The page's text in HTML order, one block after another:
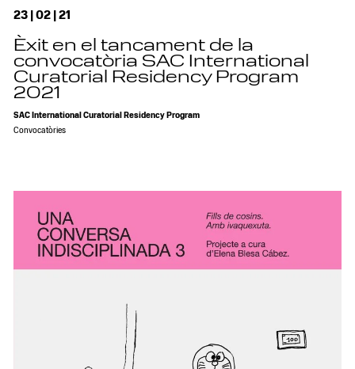
23 | 02 | 21
Èxit en el tancament de la
convocatòria SAC International
Curatorial Residency Program
2021
SAC International Curatorial Residency Program
Convocatòries